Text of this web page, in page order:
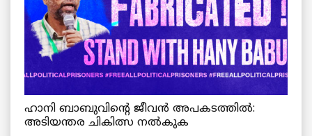
ഹാനി ബാബുവിന്റെ ജീവൻ അപകടത്തിൽ:
അടിയന്തര ചികിത്സ നൽകുക